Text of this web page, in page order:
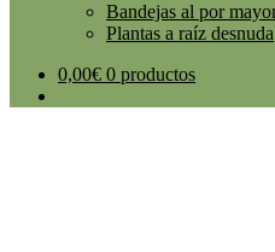
Bandejas al por
Plantas a raíz desnuda
0,00€ 0 productos